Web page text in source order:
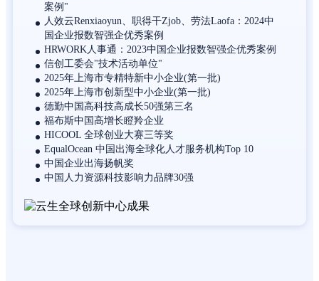
案例"
人效云Renxiaoyun、职得干Zjob、劳法Laofa：2024中
国企业报数智强企优秀案例
HRWORK人事通：2023中国企业报数智强企优秀案例
信创工委会"技术活动单位"
2025年上海市专精特新中小企业(第一批)
2025年上海市创新型中小企业(第一批)
德勤中国高科技高成长50强第三名
福布斯中国高增长瞪羚企业
HICOOL 全球创业大赛三等奖
EqualOcean 中国出海全球化人才服务机构Top 10
中国企业出海扬帆奖
中国人力资源科技影响力品牌30强